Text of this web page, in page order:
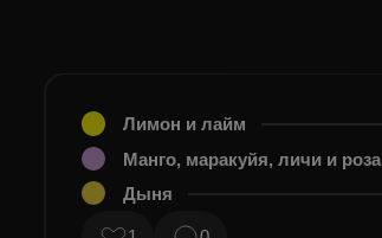
Лимон и лайм
Манго, маракуйя, личи и роза
Дыня